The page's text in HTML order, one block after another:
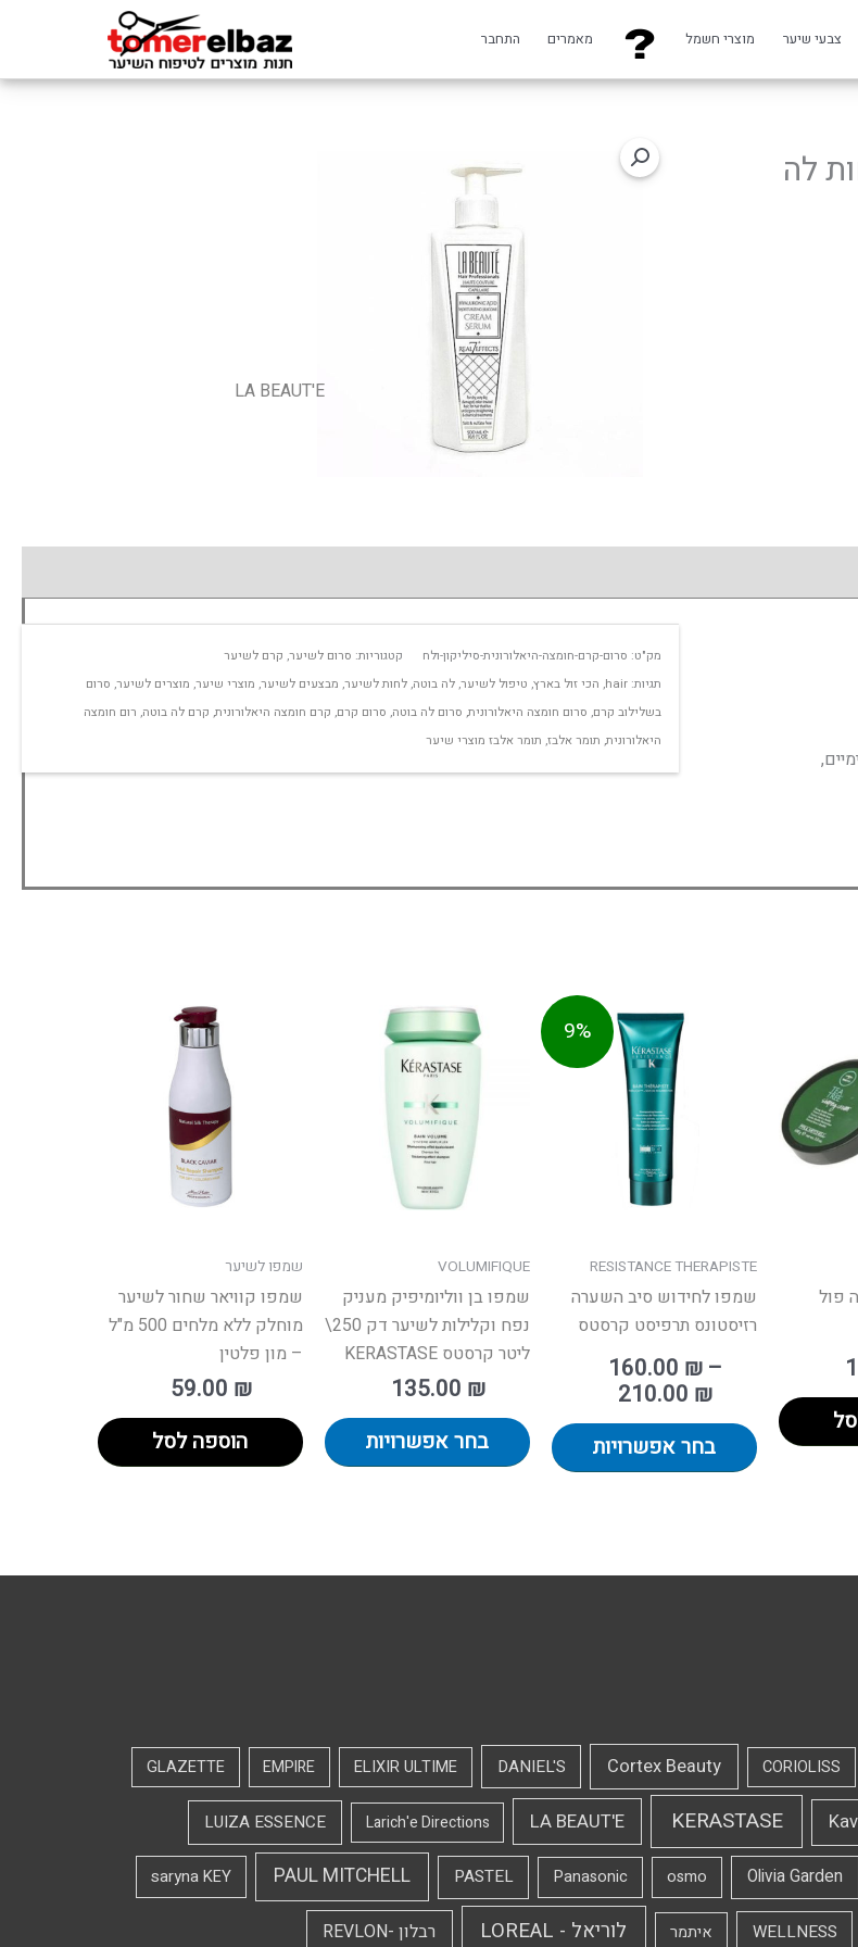
צבעי שיער מוצרי חשמל מאמרים התחבר
LA BEAUT'E
לה
מק"ט: סרום-קרם-חומצה-היאלורונית-סיליקון-ולח קטגוריות: סרום לשיער, קרם לשיער
תגיות:hair
, הכי זול בארץ, טיפול לשיער,לה בוטה,לחות לשיער, מבצעים לשיער, מוצרי שיער, מוצרים לשיער, סרום
בשלילוב קרם, סרום חומצה היאלורונית, סרום לה בוטה, סרום קרם, קרם חומצה היאלורונית, קרם לה בוטה, רום חומצה
היאלורונית, תומר אלבז, תומר אלבז מוצרי שיער
פול
9%
RESISTANCE THERAPISTE
שמפו לחידוש סיב השערה
רזיסטונס תרפיסט קרסטס
160.00 ₪–
210.00 ₪
⁦210.00 ₪⁩
בחר אפשרויות
למוצר
זה
בעמוד
המוצר
VOLUMIFIQUE
שמפו בן ווליומיפיק מעניק
נפח וקלילות לשיער דק 250\
ליטר קרסטס KERASTASE
135.00 ₪
בחר אפשרויות
בעמוד
המוצר
שמפו לשיער
שמפו קוויאר שחור לשיער
מוחלק ללא מלחים 500 מ"ל
– מון פלטין
59.00 ₪
הוספה לסל
CORIOLISS
Cortex Beauty
DANIEL'S
ELIXIR ULTIME
EMPIRE
GLAZETTE
KERASTASE
LA BEAUT'E
Larich'e Directions
LUIZA ESSENCE
Olivia Garden
osmo
Panasonic
PASTEL
PAUL MITCHELL
saryna KEY
WELLNESS איתמר לוריאל - LOREAL רבלון -REVLON